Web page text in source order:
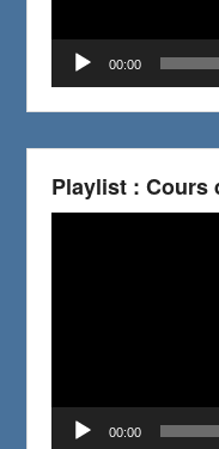
00:00
Playlist : Cours
00:00